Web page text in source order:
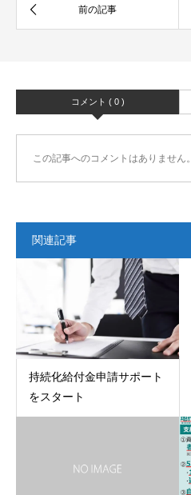
コメント ( 0 )
この記事へのコメントはありません。
関連記事
持続化給付金申請サポート
をスタート